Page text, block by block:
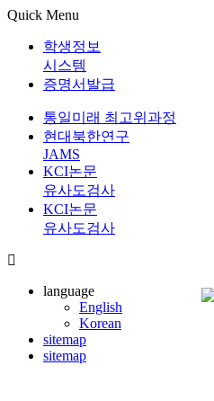
Quick Menu
학생정보
시스템
증명서발급
통일미래 최고위과정
현대북한연구
JAMS
KCI논문
유사도검사
KCI논문
유사도검사
language
English
Korean
sitemap
sitemap